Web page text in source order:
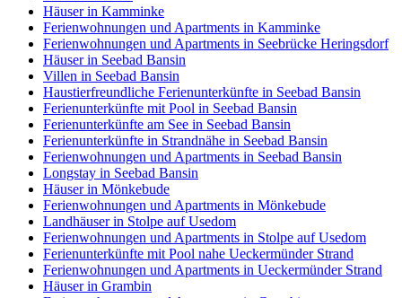
Häuser in Kamminke
Ferienwohnungen und Apartments in Kamminke
Ferienwohnungen und Apartments in Seebrücke Heringsdorf
Häuser in Seebad Bansin
Villen in Seebad Bansin
Haustierfreundliche Ferienunterkünfte in Seebad Bansin
Ferienunterkünfte mit Pool in Seebad Bansin
Ferienunterkünfte am See in Seebad Bansin
Ferienunterkünfte in Strandnähe in Seebad Bansin
Ferienwohnungen und Apartments in Seebad Bansin
Longstay in Seebad Bansin
Häuser in Mönkebude
Ferienwohnungen und Apartments in Mönkebude
Landhäuser in Stolpe auf Usedom
Ferienwohnungen und Apartments in Stolpe auf Usedom
Ferienunterkünfte mit Pool nahe Ueckermünder Strand
Ferienwohnungen und Apartments in Ueckermünder Strand
Häuser in Grambin